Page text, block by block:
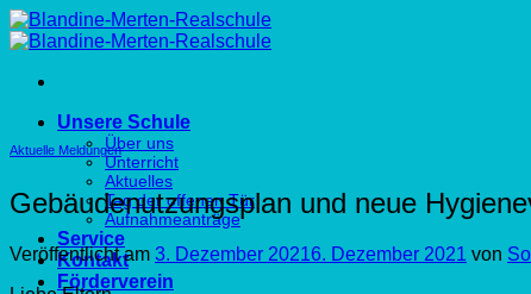
Zum
Inhalt
Unsere Schule
Über uns
Unterricht
Aktuelles
Tag der offenen Tür
Aufnahmeanträge
Service
Kontakt
Förderverein
Aktuelle Meldungen
Gebäudenutzungsplan und neue
Veröffentlicht am 3. Dezember 20216. Dezember 2021 von